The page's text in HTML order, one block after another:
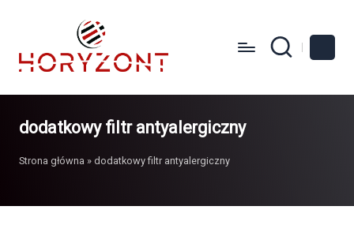
dodatkowy filtr antyalergiczny
Strona główna » dodatkowy filtr antyalergiczny